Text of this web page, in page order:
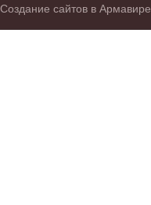
Создание сайтов в Армавире